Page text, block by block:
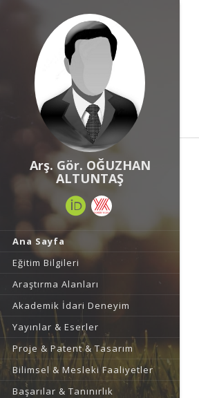
Arş. Gör. OĞUZHAN
ALTUNTAŞ
Ana Sayfa
Eğitim Bilgileri
Araştırma Alanları
Akademik İdari Deneyim
Yayınlar & Eserler
Proje & Patent & Tasarım
Bilimsel & Mesleki Faaliyetler
Başarılar & Tanınırlık